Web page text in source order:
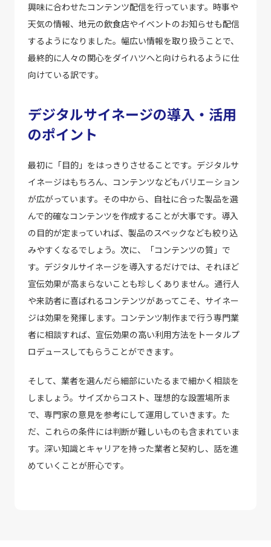
興味に合わせたコンテンツ配信を行っています。時事や
天気の情報、地元の飲食店やイベントのお知らせも配信
するようになりました。幅広い情報を取り扱うことで、
最終的に人々の関心をダイハツへと向けられるように仕
向けている訳です。
デジタルサイネージの導入・活用
のポイント
最初に「目的」をはっきりさせることです。デジタルサ
イネージはもちろん、コンテンツなどもバリエーション
が広がっています。その中から、自社に合った製品を選
んで的確なコンテンツを作成することが大事です。導入
の目的が定まっていれば、製品のスペックなども絞り込
みやすくなるでしょう。次に、「コンテンツの質」で
す。デジタルサイネージを導入するだけでは、それほど
宣伝効果が高まらないことも珍しくありません。通行人
や来訪者に喜ばれるコンテンツがあってこそ、サイネー
ジは効果を発揮します。コンテンツ制作まで行う専門業
者に相談すれば、宣伝効果の高い利用方法をトータルプ
ロデュースしてもらうことができます。
そして、業者を選んだら細部にいたるまで細かく相談を
しましょう。サイズからコスト、理想的な設置場所ま
で、専門家の意見を参考にして運用していきます。た
だ、これらの条件には判断が難しいものも含まれていま
す。深い知識とキャリアを持った業者と契約し、話を進
めていくことが肝心です。